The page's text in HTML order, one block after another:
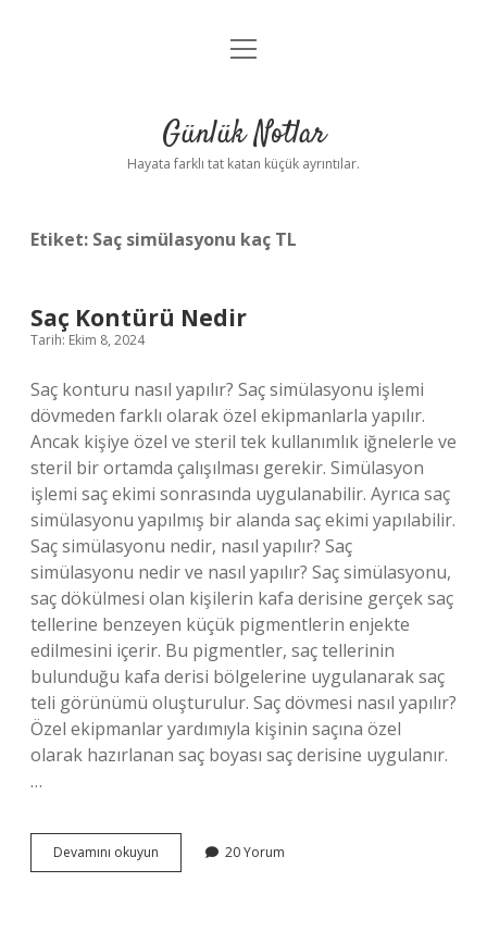
Anasayfa
Yasal Uyarı
menüyü
Günlük Notlar
Hayata farklı tat katan küçük ayrıntılar.
Etiket: Saç simülasyonu kaç TL
Saç Kontürü Nedir
Tarih: Ekim 8, 2024
Saç konturu nasıl yapılır? Saç simülasyonu işlemi
dövmeden farklı olarak özel ekipmanlarla yapılır.
Ancak kişiye özel ve steril tek kullanımlık iğnelerle ve
steril bir ortamda çalışılması gerekir. Simülasyon
işlemi saç ekimi sonrasında uygulanabilir. Ayrıca saç
simülasyonu yapılmış bir alanda saç ekimi yapılabilir.
Saç simülasyonu nedir, nasıl yapılır? Saç
simülasyonu nedir ve nasıl yapılır? Saç simülasyonu,
saç dökülmesi olan kişilerin kafa derisine gerçek saç
tellerine benzeyen küçük pigmentlerin enjekte
edilmesini içerir. Bu pigmentler, saç tellerinin
bulunduğu kafa derisi bölgelerine uygulanarak saç
teli görünümü oluşturulur. Saç dövmesi nasıl yapılır?
Özel ekipmanlar yardımıyla kişinin saçına özel
olarak hazırlanan saç boyası saç derisine uygulanır.
…
Devamını okuyun
Kontürü
20 Yorum